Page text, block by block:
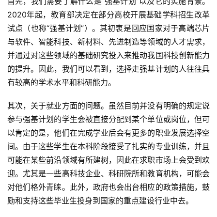
2020年起，教育部决定在部分高校开展基础学科招生改革
试点（也称“强基计划”）。其初衷是回应国家对于高端芯片
与软件、智能科技、新材料、先进制造等领域的人才需求，
并通过对这些领域的基础研究投入来推动我国科技创新能力
的提升。因此，我们可以看到，选择走强基计划的人往往具
有较高的学术水平和科研能力。
其次，关于就业方面的问题。虽然目前并没有明确的规定说
参与强基计划的学生会被直接分配到某个单位或岗位，但可
以肯定的是，他们在完成学业后会有更多的职业发展选择空
间。由于这些学生在本科阶段接受了扎实的专业训练，并且
可能在某些前沿领域有所建树，因此在求职市场上会受到欢
迎。尤其是一些高科技企业、科研院所和教育机构，可能会
对他们格外青睐。此外，政府也会出台相应的政策措施，鼓
励和支持这些毕业生投身到国家的重点建设行业中去。